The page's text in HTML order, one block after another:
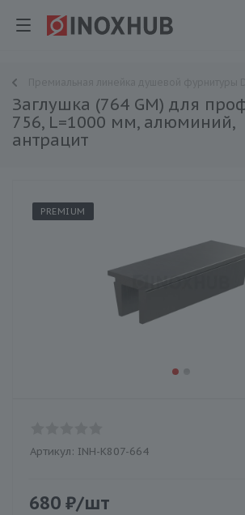
Заглушка (764 GM) для
756, L=1000 мм, алюминий,
антрацит
PREMIUM
Артикул: INH-K807-664
680 ₽/шт